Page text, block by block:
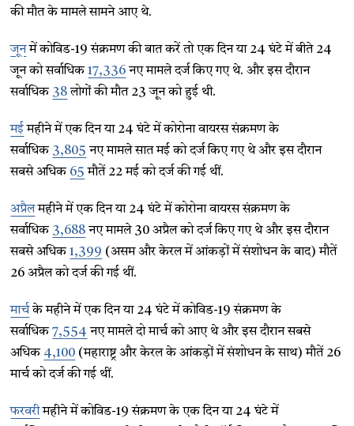
की मौत के मामले सामने आए थे.
जूनमें कोविड-19 संक्रमण की बात करें तो एक दिन या 24 घंटे में बीते 24
जून को सर्वाधिक17,336 नए मामले दर्ज किए गए थे. और इस दौरान
सर्वाधिक 38लोगों की मौत 23 जून को हुई थी.
मईमहीने में एक दिन या 24 घंटे में कोरोना वायरस संक्रमण के
सर्वाधिक 3,805 नए मामले सात मई को दर्ज किए गए थे और इस दौरान
सबसे अधिक 65 मौतें 22 मई को दर्ज की गई थीं.
अप्रैलमहीने में एक दिन या 24 घंटे में कोरोना वायरस संक्रमण के
सर्वाधिक 3,688 नए मामले 30 अप्रैल को दर्ज किए गए थे और इस दौरान
सबसे अधिक1,399 (असम और केरल में आंकड़ों में संशोधन के बाद) मौतें
26 अप्रैल को दर्ज की गई थीं.
मार्चके महीने में एक दिन या 24 घंटे में कोविड-19 संक्रमण के
सर्वाधिक7,554 नए मामले दो मार्च को आए थे और इस दौरान सबसे
अधिक 4,100 (महाराष्ट्र और केरल के आंकड़ों में संशोधन के साथ) मौतें 26
मार्च को दर्ज की गई थीं.
फरवरीमहीने में कोविड-19 संक्रमण के एक दिन या 24 घंटे में